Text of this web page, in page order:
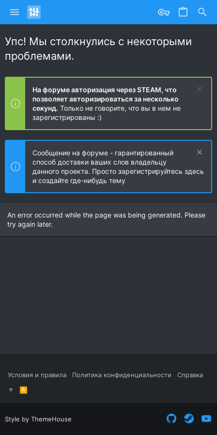
Упс! Мы столкнулись с некоторыми
проблемами.
На форуме авторизация через STEAM, что
позволяет авторизироваться за несколько
секунд. Только не говорите, что вы в нем не
зарегистрированы :)
Сообщение на форуме - гарантированный
способ доставки ваших слов владельцу
данного проекта. Просто зарегистрируйтесь здесь
и создайте где-нибудь тему
An error occurred while the page was being generated. Please
try again later.
Условия и правила Политика конфиденциальности Справка
R
S
S
Style by ThemeHouse